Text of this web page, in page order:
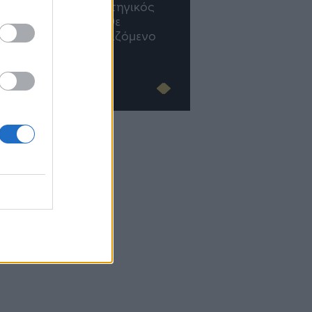
διαμορφώνεται το μέλλον
του Insurance στην εποχή
του AI
Advertorial